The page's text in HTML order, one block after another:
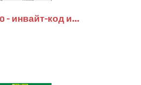
- инвайт-код и...